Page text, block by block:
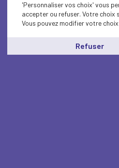
'Personnaliser vos choix' vous
accepter ou refuser. Votre choix
Vous pouvez modifier votre
Refuser